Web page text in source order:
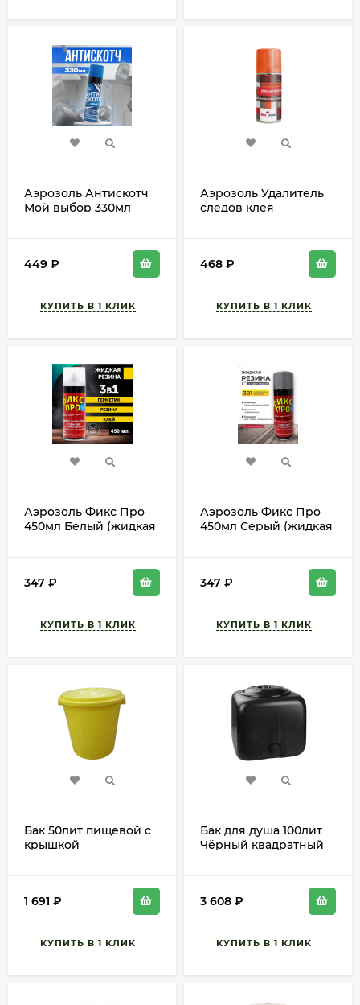
Аэрозоль Антискотч
Мой выбор 330мл
449 ₽
Аэрозоль Удалитель
следов клея
468 ₽
Аэрозоль Фикс Про
450мл Белый (жидкая
347 ₽
Аэрозоль Фикс Про
450мл Серый (жидкая
347 ₽
Бак 50лит пищевой с
крышкой
1 691 ₽
Бак для душа 100лит
Чёрный квадратный
3 608 ₽